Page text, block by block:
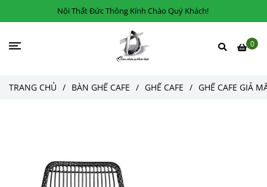
Nội Thất Đức Thông Kính Chào Quý Khách!
0
TRANG CHỦ / BÀN GHẾ CAFE / GHẾ CAFE / GHẾ CAFE GIẢ